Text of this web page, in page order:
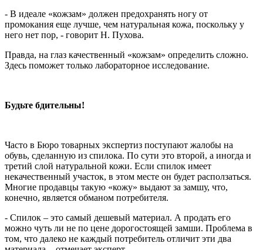
- В идеале «кожзам» должен предохранять ногу от
промокания еще лучше, чем натуральная кожа, поскольку у
него нет пор, - говорит Н. Пухова.
Правда, на глаз качественный «кожзам» определить сложно.
Здесь поможет только лабораторное исследование.
Будьте бдительны!
Часто в Бюро товарных экспертиз поступают жалобы на
обувь, сделанную из спилока. По сути это второй, а иногда и
третий слой натуральной кожи. Если спилок имеет
некачественный участок, в этом месте он будет расползаться.
Многие продавцы такую «кожу» выдают за замшу, что,
конечно, является обманом потребителя.
- Спилок – это самый дешевый материал. А продать его
можно чуть ли не по цене дорогостоящей замши. Проблема в
том, что далеко не каждый потребитель отличит эти два